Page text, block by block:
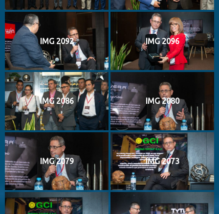
IMG 2092 IMG 2096
IMG 2086 IMG 2080
IMG 2079 IMG 2073